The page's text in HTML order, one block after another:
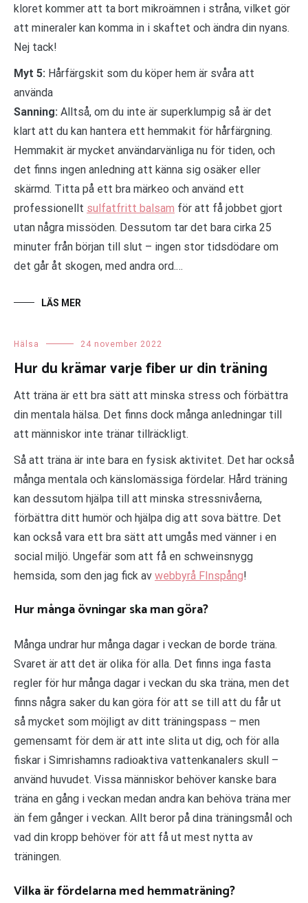
kloret kommer att ta bort mikroämnen i stråna, vilket gör
att mineraler kan komma in i skaftet och ändra din nyans.
Nej tack!
Myt 5: Hårfärgskit som du köper hem är svåra att
använda
Sanning: Alltså, om du inte är superklumpig så är det
klart att du kan hantera ett hemmakit för hårfärgning.
Hemmakit är mycket användarvänliga nu för tiden, och
det finns ingen anledning att känna sig osäker eller
skärmd. Titta på ett bra märkeo och använd ett
professionellt sulfatfritt balsam för att få jobbet gjort
utan några missöden. Dessutom tar det bara cirka 25
minuter från början till slut – ingen stor tidsdödare om
det går åt skogen, med andra ord.…
LÄS MER
Hälsa 24 november 2022
Hur du krämar varje fiber ur din träning
Att träna är ett bra sätt att minska stress och förbättra
din mentala hälsa. Det finns dock många anledningar till
att människor inte tränar tillräckligt.
Så att träna är inte bara en fysisk aktivitet. Det har också
många mentala och känslomässiga fördelar. Hård träning
kan dessutom hjälpa till att minska stressnivåerna,
förbättra ditt humör och hjälpa dig att sova bättre. Det
kan också vara ett bra sätt att umgås med vänner i en
social miljö. Ungefär som att få en schweinsnygg
hemsida, som den jag fick av webbyrå FInspång!
Hur många övningar ska man göra?
Många undrar hur många dagar i veckan de borde träna.
Svaret är att det är olika för alla. Det finns inga fasta
regler för hur många dagar i veckan du ska träna, men det
finns några saker du kan göra för att se till att du får ut
så mycket som möjligt av ditt träningspass – men
gemensamt för dem är att inte slita ut dig, och för alla
fiskar i Simrishamns radioaktiva vattenkanalers skull –
använd huvudet. Vissa människor behöver kanske bara
träna en gång i veckan medan andra kan behöva träna mer
än fem gånger i veckan. Allt beror på dina träningsmål och
vad din kropp behöver för att få ut mest nytta av
träningen.
Vilka är fördelarna med hemmaträning?